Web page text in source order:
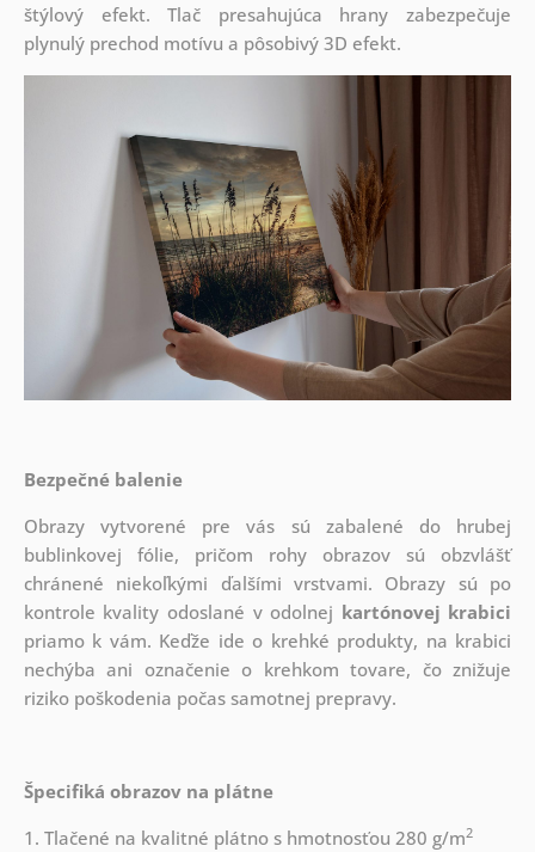
štýlový efekt. Tlač presahujúca hrany zabezpečuje
plynulý prechod motívu a pôsobivý 3D efekt.
Bezpečné balenie
Obrazy vytvorené pre vás sú zabalené do hrubej
bublinkovej fólie, pričom rohy obrazov sú obzvlášť
chránené niekoľkými ďalšími vrstvami. Obrazy sú po
kontrole kvality odoslané v odolnej kartónovej krabici
priamo k vám. Keďže ide o krehké produkty, na krabici
nechýba ani označenie o krehkom tovare, čo znižuje
riziko poškodenia počas samotnej prepravy.
Špecifiká obrazov na plátne
1. Tlačené na kvalitné plátno s hmotnosťou 280 g/m2